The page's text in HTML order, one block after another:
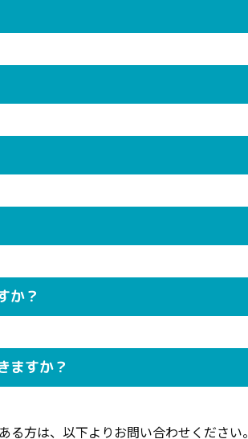
か？
ますか？
る方は、 以下よりお問い合わせください。